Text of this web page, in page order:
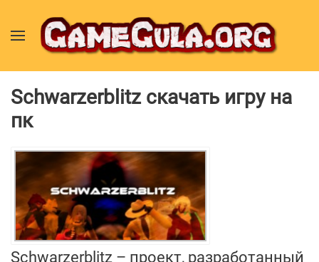
Schwarzerblitz скачать игру на
пк
Schwarzerblitz – проект, разработанный